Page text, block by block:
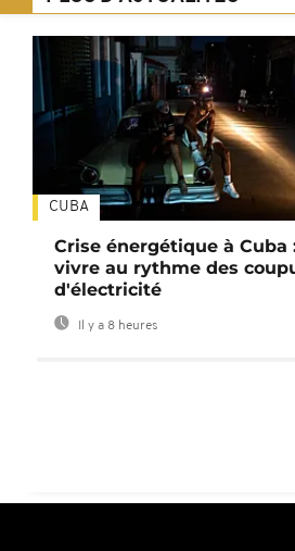
CUBA
Crise énergétique à Cuba
vivre au rythme des
d'électricité
Il y a 8 heures